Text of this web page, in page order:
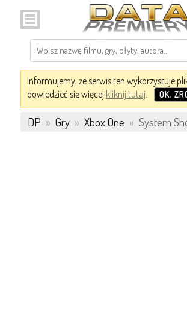
Informujemy, że serwis ten wykorzystuje
dowiedzieć się więcej kliknij tutaj. OK,
DP » Gry » Xbox One » System